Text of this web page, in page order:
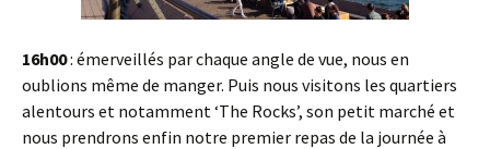
16h00: émerveillés par chaque angle de vue, nous en
oublions même de manger. Puis nous visitons les quartiers
alentours et notamment ‘The Rocks’, son petit marché et
nous prendrons enfin notre premier repas de la journée à